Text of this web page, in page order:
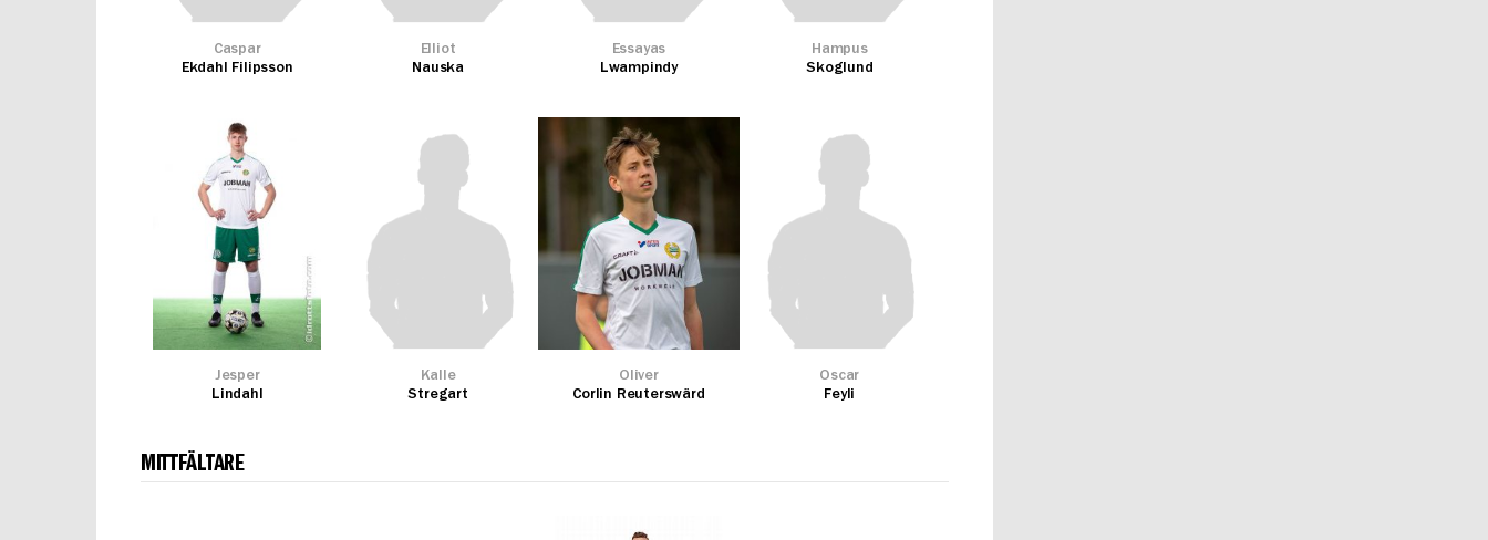
Caspar
Ekdahl Filipsson
Elliot
Nauska
Essayas
Lwampindy
Hampus
Skoglund
Jesper
Lindahl
Kalle
Stregart
Oliver
Corlin Reuterswärd
Oscar
Feyli
MITTFÄLTARE